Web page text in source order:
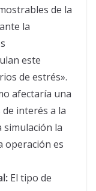
de la
la
este
de estrés».
afectaría una
interés a la
simulación la
operación es
El tipo de